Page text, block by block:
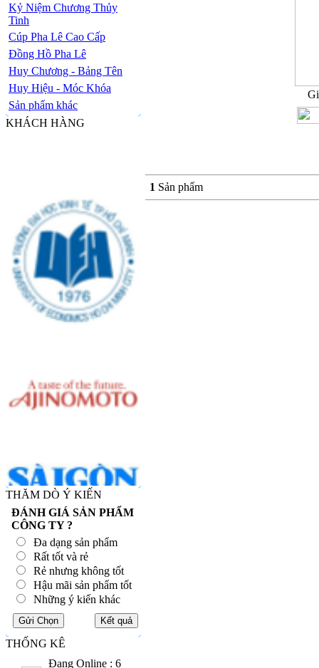
Kỷ Niệm Chương Thủy
Tinh
Cúp Pha Lê Cao Cấp
Đồng Hồ Pha Lê
Huy Chương - Bảng Tên
Huy Hiệu - Móc Khóa
Sản phẩm khác
KHÁCH HÀNG
THĂM DÒ Ý KIẾN
ĐÁNH GIÁ SẢN PHẨM
CÔNG TY ?
Đa dạng sản phẩm
Rất tốt và rẻ
Rẻ nhưng không tốt
Hậu mãi sản phẩm tốt
Những ý kiến khác
THỐNG KÊ
Đang Online : 6
1 Sản phẩm